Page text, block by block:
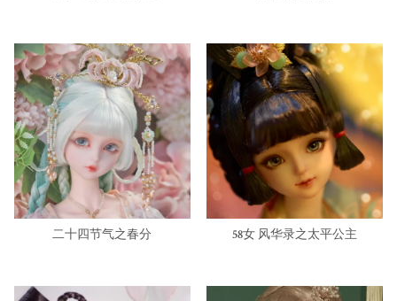
二十四节气之春分 58女 风华录之太平公主